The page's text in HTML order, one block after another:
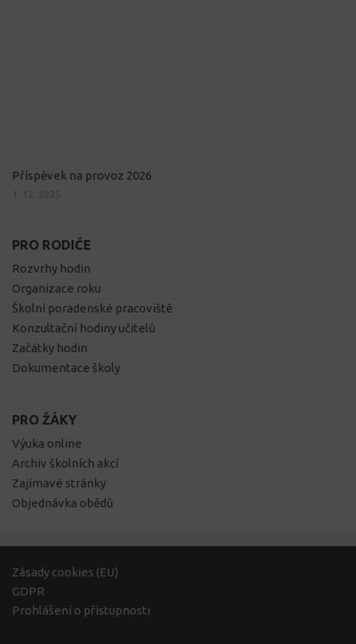
Příspěvek na provoz 2026
1. 12. 2025
PRO RODIČE
Rozvrhy hodin
Organizace roku
Školní poradenské pracoviště
Konzultační hodiny učitelů
Začátky hodin
Dokumentace školy
PRO ŽÁKY
Výuka online
Archiv školních akcí
Zajímavé stránky
Objednávka obědů
Zásady cookies (EU)
GDPR
Prohlášení o přístupnosti